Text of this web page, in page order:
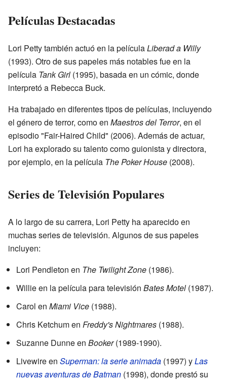
Películas Destacadas
Lori Petty también actuó en la películaLiberad a Willy
(1993). Otro de sus papeles más notables fue en la
película Tank Girl (1995), basada en un cómic, donde
interpretó a Rebecca Buck.
Ha trabajado en diferentes tipos de películas, incluyendo
el género de terror, como en Maestros del Terror, en el
episodio "Fair-Haired Child" (2006). Además de actuar,
Lori ha explorado su talento como guionista y directora,
por ejemplo, en la película The Poker House (2008).
Series de Televisión Populares
A lo largo de su carrera, Lori Petty ha aparecido en
muchas series de televisión. Algunos de sus papeles
incluyen:
Lori Pendleton en The Twilight Zone (1986).
Willie en la película para televisión Bates Motel (1987).
Carol en Miami Vice (1988).
Chris Ketchum en Freddy's Nightmares (1988).
Suzanne Dunne en Booker(1989-1990).
Livewire en Superman: la serie animada (1997) yLas
nuevas aventuras de Batman (1998), donde prestó su